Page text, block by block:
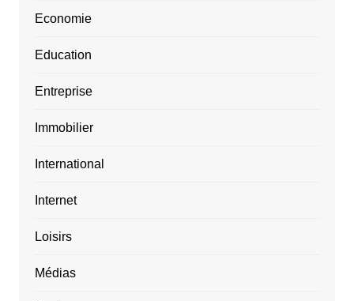
Economie
Education
Entreprise
Immobilier
International
Internet
Loisirs
Médias